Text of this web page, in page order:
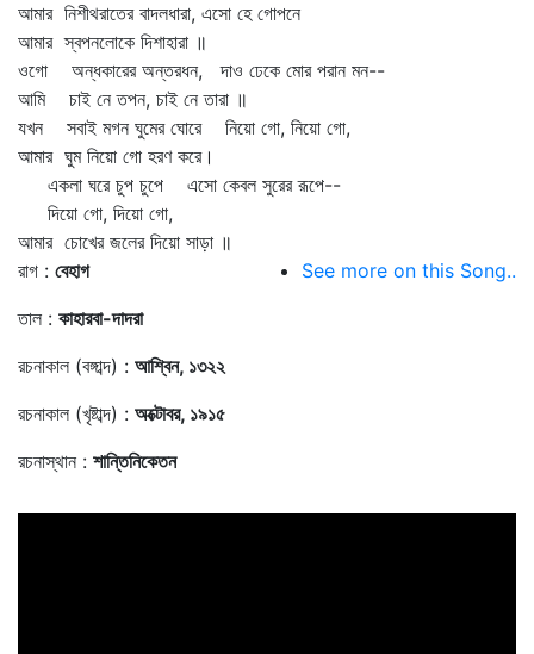
আমার নিশীথরাতের বাদলধারা, এসো হে গোপনে
আমার স্বপনলোকে দিশাহারা ॥
ওগো অন্ধকারের অন্তরধন, দাও ঢেকে মোর পরান মন--
আমি চাই নে তপন, চাই নে তারা ॥
যখন সবাই মগন ঘুমের ঘোরে নিয়ো গো, নিয়ো গো,
আমার ঘুম নিয়ো গো হরণ করে।
একলা ঘরে চুপ চুপে এসো কেবল সুরের রূপে--
দিয়ো গো, দিয়ো গো,
আমার চোখের জলের দিয়ো সাড়া ॥
রাগ : বেহাগ
তাল : কাহারবা-দাদরা
রচনাকাল (বঙ্গাব্দ) : আশ্বিন, ১৩২২
রচনাকাল (খৃষ্টাব্দ) : অক্টোবর, ১৯১৫
রচনাস্থান : শান্তিনিকেতন
See more on this Song..